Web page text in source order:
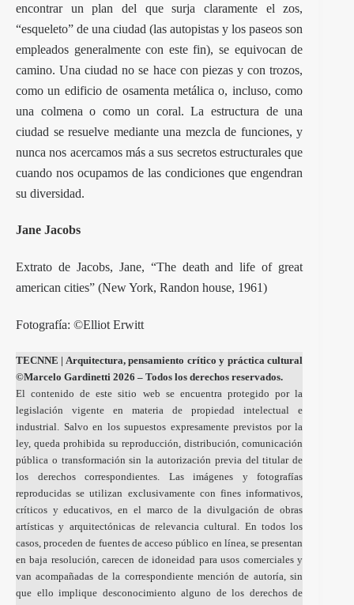
encontrar un plan del que surja claramente el zos,
“esqueleto” de una ciudad (las autopistas y los paseos son
empleados generalmente con este fin), se equivocan de
camino. Una ciudad no se hace con piezas y con trozos,
como un edificio de osamenta metálica o, incluso, como
una colmena o como un coral. La estructura de una
ciudad se resuelve mediante una mezcla de funciones, y
nunca nos acercamos más a sus secretos estructurales que
cuando nos ocupamos de las condiciones que engendran
su diversidad.
Jane Jacobs
Extrato de Jacobs, Jane, “The death and life of great
american cities” (New York, Randon house, 1961)
Fotografía: ©Elliot Erwitt
TECNNE | Arquitectura, pensamiento crítico y práctica cultural
©Marcelo Gardinetti 2026 – Todos los derechos reservados.
El contenido de este sitio web se encuentra protegido por la
legislación vigente en materia de propiedad intelectual e
industrial. Salvo en los supuestos expresamente previstos por la
ley, queda prohibida su reproducción, distribución, comunicación
pública o transformación sin la autorización previa del titular de
los derechos correspondientes. Las imágenes y fotografías
reproducidas se utilizan exclusivamente con fines informativos,
críticos y educativos, en el marco de la divulgación de obras
artísticas y arquitectónicas de relevancia cultural. En todos los
casos, proceden de fuentes de acceso público en línea, se presentan
en baja resolución, carecen de idoneidad para usos comerciales y
van acompañadas de la correspondiente mención de autoría, sin
que ello implique desconocimiento alguno de los derechos de